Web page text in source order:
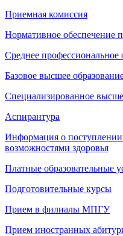
Приемная комиссия
Нормативное обеспечение
Среднее профессиональное
Базовое высшее
Специализированное
Аспирантура
Информация о
возможностями здоровья
Платные образовательные
Подготовительные курсы
Прием в филиалы МПГУ
Прием иностранных